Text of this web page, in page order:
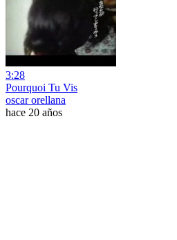
3:28
Pourquoi Tu Vis
oscar orellana
hace 20 años